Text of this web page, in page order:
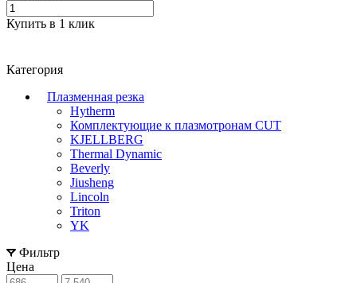
Купить в 1 клик
Категория
Плазменная резка
Hytherm
Комплектующие к плазмотронам CUT
KJELLBERG
Thermal Dynamic
Beverly
Jiusheng
Lincoln
Triton
YK
Фильтр
Цена